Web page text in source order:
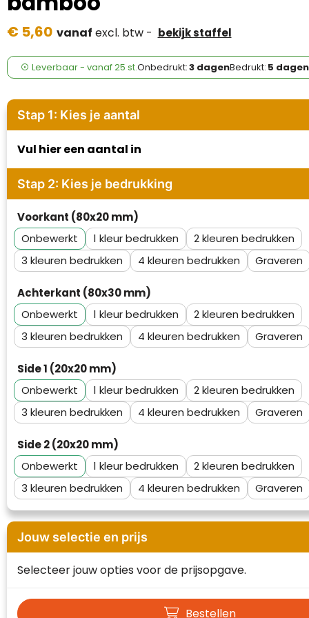
Fresh 'n Rebel
GolfOriginals
James Harvest
Kingcap
Moleskine
MyKit
Ocean Bottle
Parker
Waterman
€ 5,60 vanaf excl. btw - bekijk staffel
Leverbaar- vanaf25 st.Onbedrukt:3 dagenBedrukt: 5 dagen
Stap 1: Kies je aantal
Vul hier een aantal in
Stap 2: Kies je bedrukking
Voorkant (80x20 mm)
Onbewerkt
1
2
3
4 Graveren
Achterkant (80x30 mm)
Onbewerkt
1
2
3
4 Graveren
Side 1 (20x20 mm)
Onbewerkt
1
2
3
4 Graveren
Side 2 (20x20 mm)
Onbewerkt
1
2
3
4 Graveren
Jouw selectie en prijs
Selecteer jouw opties voor de prijsopgave.
Bestellen